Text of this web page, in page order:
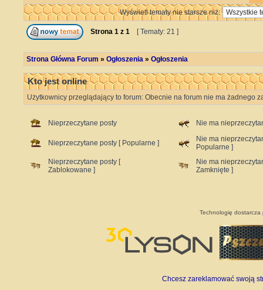
Wyświetl tematy nie starsze niż:
Strona 1 z 1 [ Tematy: 21 ]
Strona Główna Forum » Ogłoszenia » Ogłoszenia
Kto jest online
Użytkownicy przeglądający to forum: Obecnie na forum nie ma żadnego
Nieprzeczytane posty Nie ma
Nieprzeczytane posty [ Popularne ]
Nie ma
Popularne ]
Nieprzeczytane posty [
Zablokowane ]
Nie ma
Zamknięte ]
Technologię dostarcza
Chcesz zareklamować swoją